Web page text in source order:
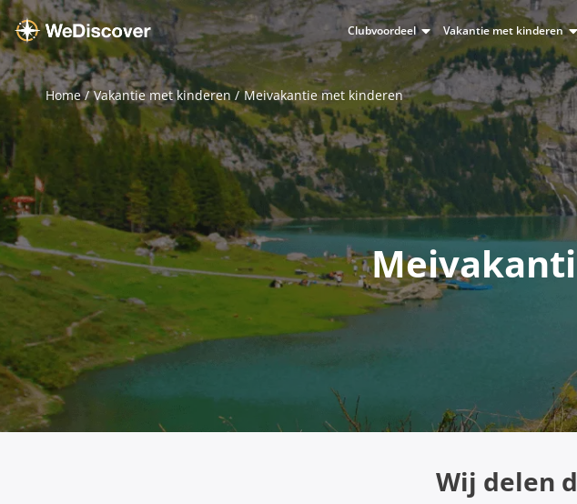
Clubvoordeel Vakantie met kinderen
Home Vakantie met kinderen Meivakantie met kinderen
Wij delen